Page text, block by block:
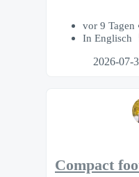
vor 9 Tagen
In Englisch
2026-07-
Compact